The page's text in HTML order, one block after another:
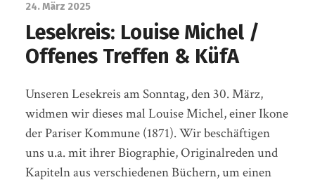
24. März 2025
Lesekreis: Louise Michel /
Offenes Treffen & KüfA
Unseren Lesekreis am Sonntag, den 30. März,
widmen wir dieses mal Louise Michel, einer Ikone
der Pariser Kommune (1871). Wir beschäftigen
uns u.a. mit ihrer Biographie, Originalreden und
Kapiteln aus verschiedenen Büchern, um einen